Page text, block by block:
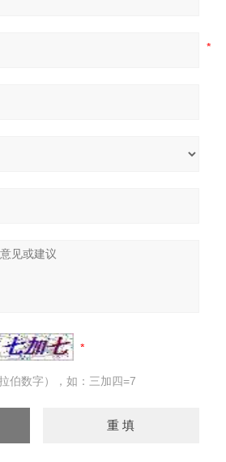
伯数字），如：三加四=7